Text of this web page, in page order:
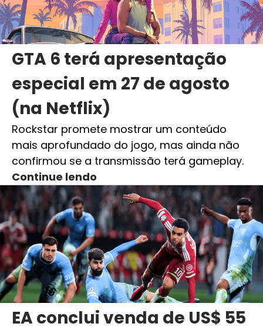
GTA 6 terá apresentação
especial em 27 de agosto
(na Netflix)
Rockstar promete mostrar um conteúdo
mais aprofundado do jogo, mas ainda não
confirmou se a transmissão terá gameplay.
Continue lendo
EA conclui venda de US$ 55